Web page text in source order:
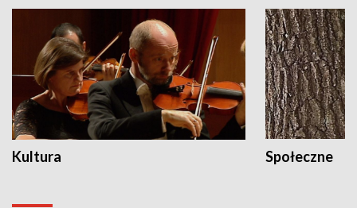
Kultura Społeczne